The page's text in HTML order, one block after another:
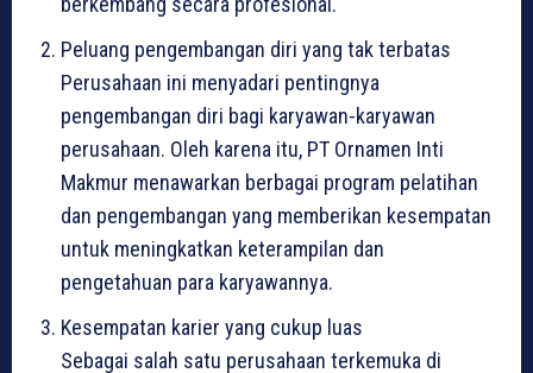
Peluang pengembangan diri yang tak terbatas
Perusahaan ini menyadari pentingnya
pengembangan diri bagi karyawan-karyawan
perusahaan. Oleh karena itu, PT Ornamen Inti
Makmur menawarkan berbagai program pelatihan
dan pengembangan yang memberikan kesempatan
untuk meningkatkan keterampilan dan
pengetahuan para karyawannya.
Kesempatan karier yang cukup luas
Sebagai salah satu perusahaan terkemuka di